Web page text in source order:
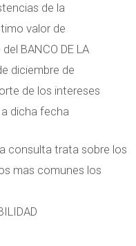
de la
valor de
BANCO DE LA
diciembre de
de los intereses
dicha fecha
consulta trata sobre los
mas comunes los